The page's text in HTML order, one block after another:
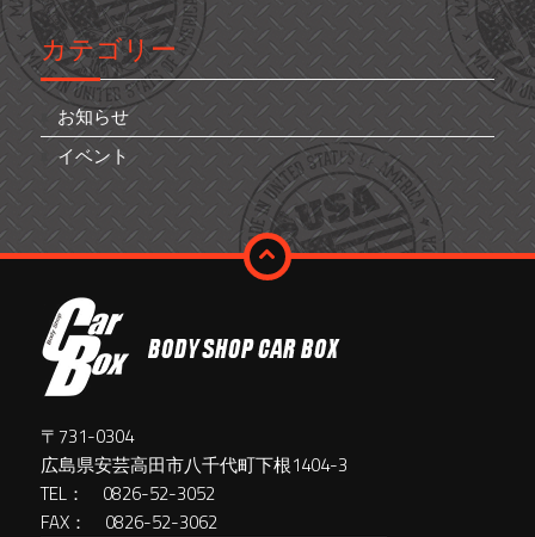
カテゴリー
お知らせ
イベント
〒731-0304
広島県安芸高田市八千代町下根1404-3
TEL： 0826-52-3052
FAX： 0826-52-3062